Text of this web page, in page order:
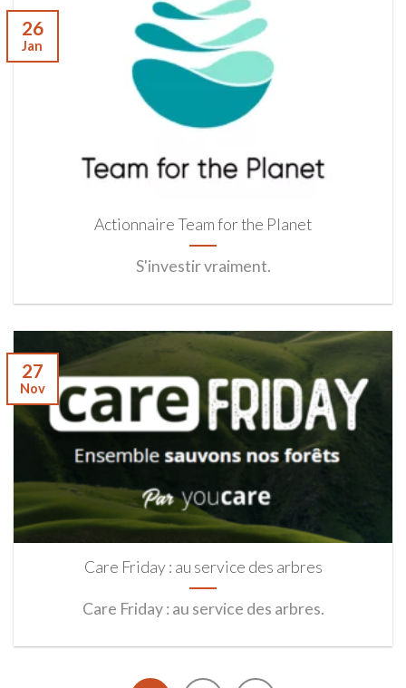
Actionnaire Team for the Planet
S'investir vraiment.
26
Jan
Care Friday : au service des arbres
Care Friday : au service des arbres.
27
Nov